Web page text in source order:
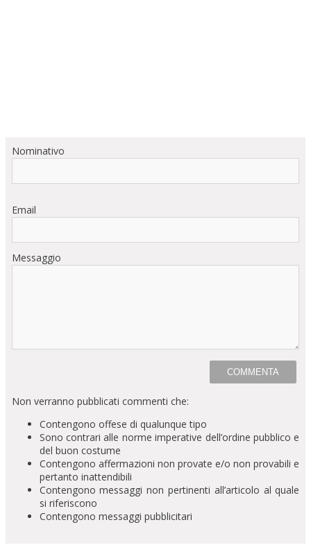
Nominativo
Email
Messaggio
Non verranno pubblicati commenti che:
Contengono offese di qualunque tipo
Sono contrari alle norme imperative dell’ordine pubblico e
del buon costume
Contengono affermazioni non provate e/o non provabili e
pertanto inattendibili
Contengono messaggi non pertinenti all’articolo al quale
si riferiscono
Contengono messaggi pubblicitari